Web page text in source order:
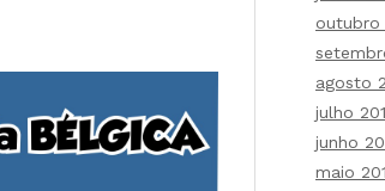
outubro
agosto
julho
junho
maio